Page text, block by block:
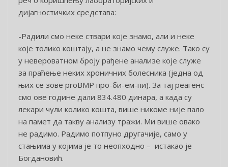
дијагностичких средстава:
-Радили смо неке ствари које знамо, али и неке
које толико коштају, а не знамо чему служе. Тако су
у невероватном броју рађене анализе које служе
за праћење неких хроничних болесника (једна од
њих се зове proBMP про-би-ем-пи). За тај реагенс
смо ове године дали 834.480 динара, а када су
лекари чули колико кошта, више никоме није пало
на памет да такву анализу тражи. Ми више овако
не радимо. Радимо потпуно другачије, само у
стањима у којима је то неопходно – истакао је
Богдановић.